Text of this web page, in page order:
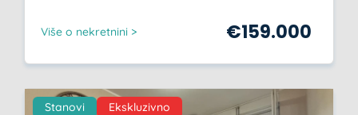
Više o nekretnini > €159.000
Stanovi Ekskluzivno